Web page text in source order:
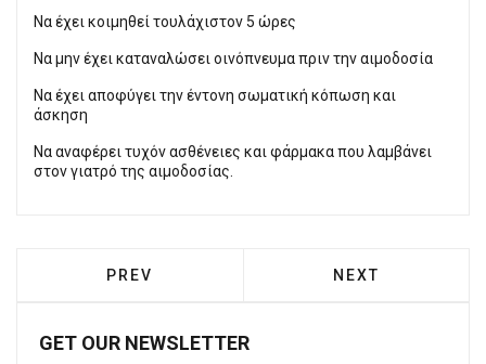
Να έχει κοιμηθεί τουλάχιστον 5 ώρες
Να μην έχει καταναλώσει οινόπνευμα πριν την αιμοδοσία
Να έχει αποφύγει την έντονη σωματική κόπωση και
άσκηση
Να αναφέρει τυχόν ασθένειες και φάρμακα που λαμβάνει
στον γιατρό της αιμοδοσίας.
PREVIOUS ARTICLE: ΠΕΙΡΑΙΆΣ: ΝΈΟΣ
PREV NEXT
NEXT
GET OUR NEWSLETTER